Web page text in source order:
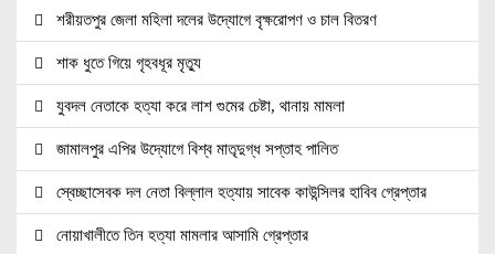
শরীয়তপুর জেলা মহিলা দলের উদ্যোগে বৃক্ষরোপণ ও চাল বিতরণ
শাক ধুতে গিয়ে গৃহবধূর মৃত্যু
যুবদল নেতাকে হত্যা করে লাশ গুমের চেষ্টা, থানায় মামলা
জামালপুর এপির উদ্যোগে বিশ্ব মাতৃদুগ্ধ সপ্তাহ পালিত
স্বেচ্ছাসেবক দল নেতা বিল্লাল হত্যায় সাবেক কাউন্সিলর হাবিব গ্রেপ্তার
নোয়াখালীতে তিন হত্যা মামলার আসামি গ্রেপ্তার